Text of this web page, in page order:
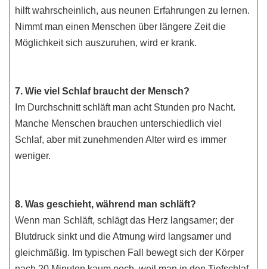
hilft wahrscheinlich, aus neunen Erfahrungen zu lernen.
Nimmt man einen Menschen über längere Zeit die
Möglichkeit sich auszuruhen, wird er krank.
7. Wie viel Schlaf braucht der Mensch?
Im Durchschnitt schläft man acht Stunden pro Nacht.
Manche Menschen brauchen unterschiedlich viel
Schlaf, aber mit zunehmenden Alter wird es immer
weniger.
8. Was geschieht, während man schläft?
Wenn man Schläft, schlägt das Herz langsamer; der
Blutdruck sinkt und die Atmung wird langsamer und
gleichmäßig. Im typischen Fall bewegt sich der Körper